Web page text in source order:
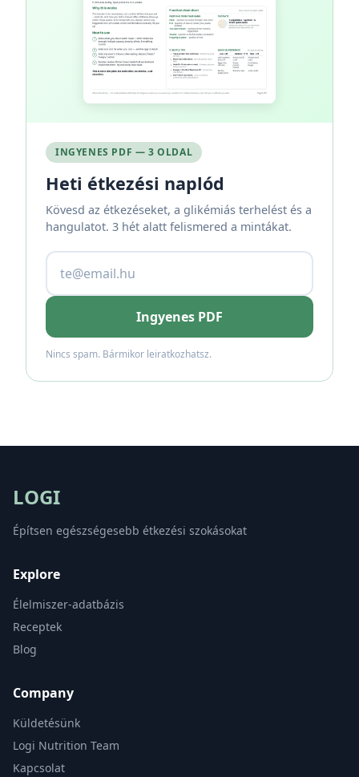
INGYENES PDF — 3 OLDAL
Heti étkezési naplód
Kövesd az étkezéseket, a glikémiás terhelést és a
hangulatot. 3 hét alatt felismered a mintákat.
Ingyenes PDF
Nincs spam. Bármikor leiratkozhatsz.
LOGI
Építsen egészségesebb étkezési szokásokat
Explore
Élelmiszer-adatbázis
Receptek
Blog
Company
Küldetésünk
Logi Nutrition Team
Kapcsolat